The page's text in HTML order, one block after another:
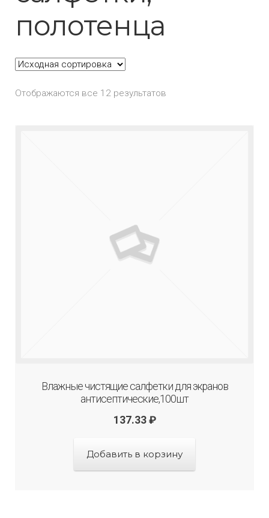
полотенца
Отображаются все 12 результатов
Влажные чистящие салфетки для экранов
антисептические,100шт
137.33 ₽
Добавить в корзину